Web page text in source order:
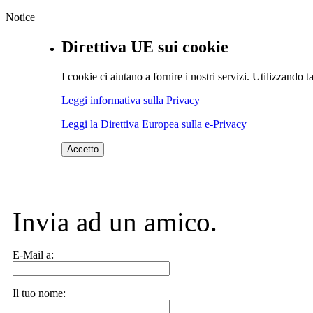
Notice
Direttiva UE sui cookie
I cookie ci aiutano a fornire i nostri servizi. Utilizzando
Leggi informativa sulla Privacy
Leggi la Direttiva Europea sulla e-Privacy
Accetto
Invia ad un amico.
E-Mail a:
Il tuo nome: